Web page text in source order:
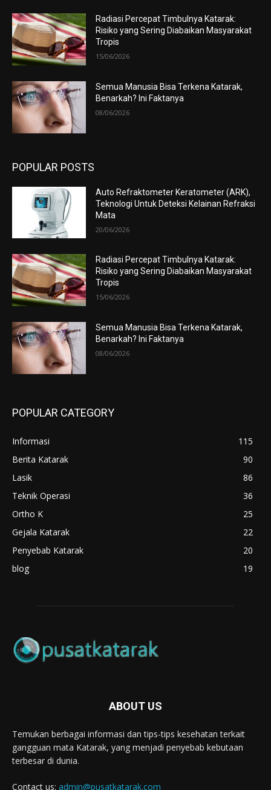
Radiasi Percepat Timbulnya Katarak:
Risiko yang Sering Diabaikan Masyarakat
Tropis
15/06/2026
Semua Manusia Bisa Terkena Katarak,
Benarkah? Ini Faktanya
08/06/2026
POPULAR POSTS
Auto Refraktometer Keratometer (ARK),
Teknologi Untuk Deteksi Kelainan Refraksi
Mata
20/06/2026
Radiasi Percepat Timbulnya Katarak:
Risiko yang Sering Diabaikan Masyarakat
Tropis
15/06/2026
Semua Manusia Bisa Terkena Katarak,
Benarkah? Ini Faktanya
08/06/2026
POPULAR CATEGORY
Informasi
115
Berita Katarak
90
Lasik
86
Teknik Operasi
36
Ortho K
25
Gejala Katarak
22
Penyebab Katarak
20
blog
19
ABOUT US
Temukan berbagai informasi dan tips-tips kesehatan terkait
gangguan mata Katarak, yang menjadi penyebab kebutaan
terbesar di dunia.
Contact us: admin@pusatkatarak.com